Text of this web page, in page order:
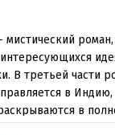
мистический
В третьей части
в
в